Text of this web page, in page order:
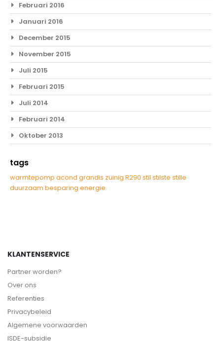
Februari 2016
Januari 2016
December 2015
November 2015
Juli 2015
Februari 2015
Juli 2014
Februari 2014
Oktober 2013
tags
warmtepomp acond grandis zuinig R290 stil stilste stille
duurzaam besparing energie
KLANTENSERVICE
Partner worden?
Over ons
Referenties
Privacybeleid
Algemene voorwaarden
ISDE-subsidie